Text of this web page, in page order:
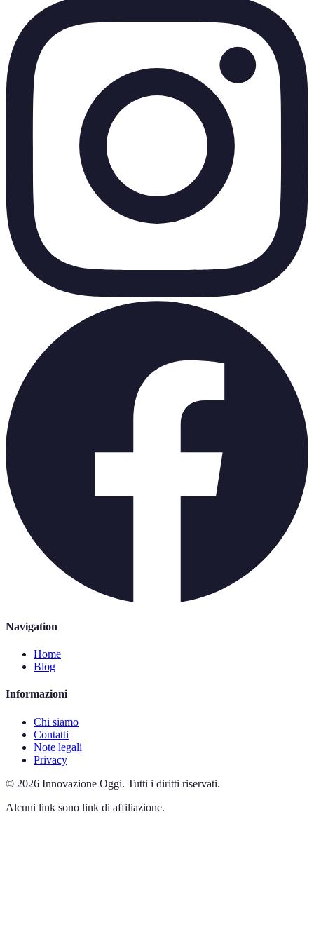
Navigation
Home
Blog
Informazioni
Chi siamo
Contatti
Note legali
Privacy
© 2026 Innovazione Oggi. Tutti i diritti riservati.
Alcuni link sono link di affiliazione.